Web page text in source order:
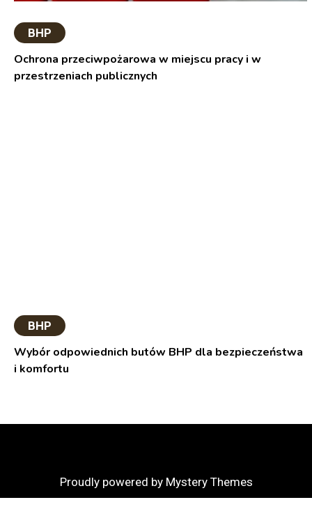
BHP
Ochrona przeciwpożarowa w miejscu pracy i w
przestrzeniach publicznych
BHP
Wybór odpowiednich butów BHP dla bezpieczeństwa
i komfortu
Proudly powered by Mystery Themes